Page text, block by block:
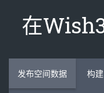
在
发布空间数据 构